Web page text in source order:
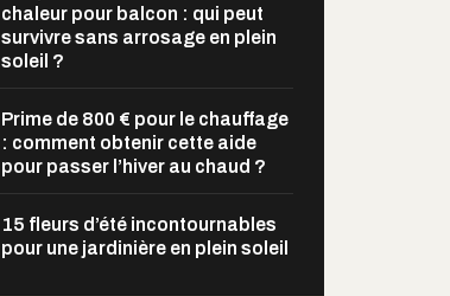
chaleur pour balcon : qui peut
survivre sans arrosage en plein
soleil ?
Prime de 800 € pour le chauffage
: comment obtenir cette aide
pour passer l’hiver au chaud ?
15 fleurs d’été incontournables
pour une jardinière en plein soleil